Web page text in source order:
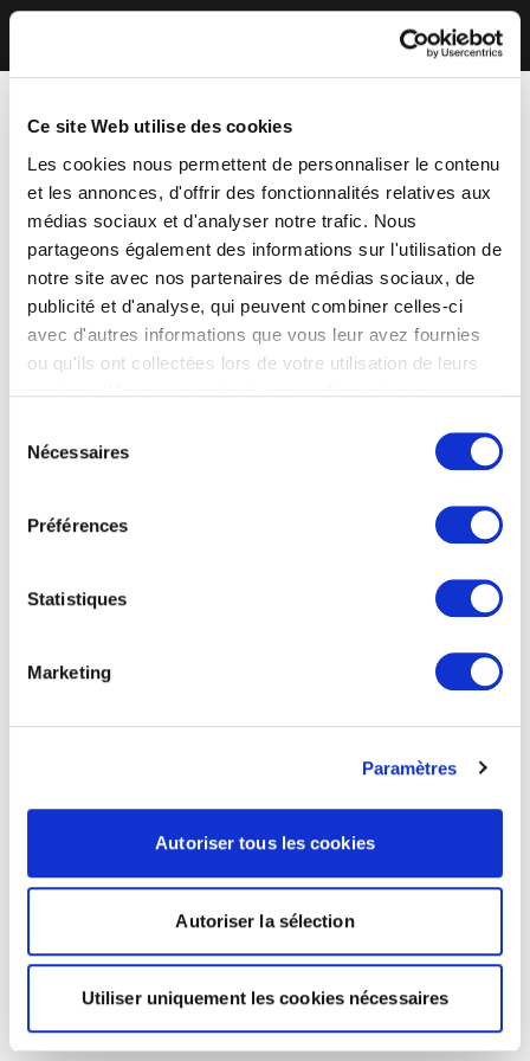
Ce site Web utilise des cookies
Les cookies nous permettent de personnaliser le contenu
et les annonces, d'offrir des fonctionnalités relatives aux
médias sociaux et d'analyser notre trafic. Nous
partageons également des informations sur l'utilisation de
notre site avec nos partenaires de médias sociaux, de
publicité et d'analyse, qui peuvent combiner celles-ci
avec d'autres informations que vous leur avez fournies
ou qu'ils ont collectées lors de votre utilisation de leurs
Nécessaires
Préférences
Statistiques
Marketing
Paramètres
Autoriser tous les cookies
Autoriser la sélection
Utiliser uniquement les cookies nécessaires